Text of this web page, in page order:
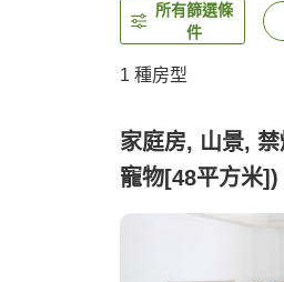
所有篩選條
件
1 種房型
家庭房, 山景,
寵物[48平方米])